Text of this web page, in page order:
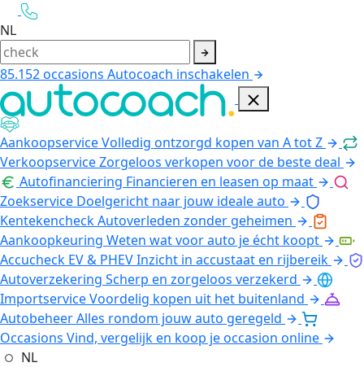
NL
85.152occasions Autocoach inschakelen
AankoopserviceVolledig ontzorgd kopen van A tot Z
VerkoopserviceZorgeloos verkopen voor de beste deal
Autofinanciering Financieren en leasen op maat
Zoekservice Doelgericht naar jouw ideale auto
KentekencheckAutoverleden zonder geheimen
Aankoopkeuring Weten wat voor auto je écht koopt
Accucheck EV & PHEVInzicht in accustaat en rijbereik
Autoverzekering Scherp en zorgeloos verzekerd
ImportserviceVoordelig kopen uit het buitenland
AutobeheerAlles rondom jouw auto geregeld
Occasions Vind, vergelijk en koop je occasion online
NL